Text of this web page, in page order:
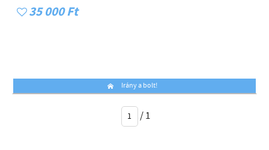
35 000 Ft
Irány a bolt!
/1